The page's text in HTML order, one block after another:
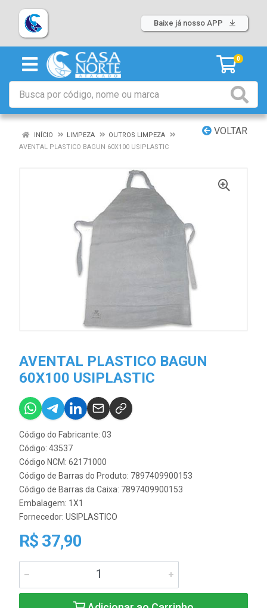
Baixe já nosso APP
0
VOLTAR
INÍCIO LIMPEZA
OUTROS LIMPEZA
AVENTAL PLASTICO BAGUN 60X100 USIPLASTIC
AVENTAL PLASTICO BAGUN
60X100 USIPLASTIC
Código do Fabricante: 03
Código: 43537
Código NCM: 62171000
Código de Barras do Produto: 7897409900153
Código de Barras da Caixa: 7897409900153
Embalagem: 1X1
Fornecedor: USIPLASTICO
R$ 37,90